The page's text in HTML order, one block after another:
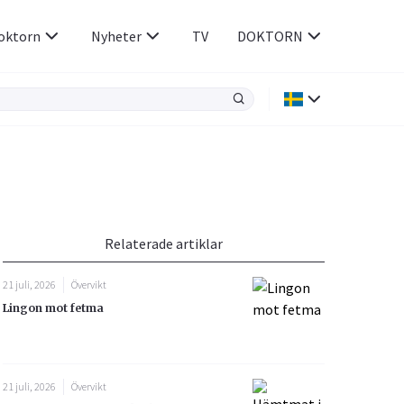
Rökavvänjning
Rörelseapparaten
Sex & Samliv
Sömn & Stress
Nyheter TV DOKTORN
Relaterade artiklar
21 juli, 2026
Övervikt
Lingon mot fetma
21 juli, 2026
Övervikt